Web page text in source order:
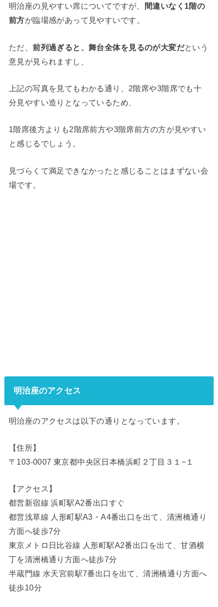
明治座の見やすい席についてですが、
間違いなく1階の
前方が臨場感があって見やすいです。
ただ、前列過ぎると、舞台全体を見るのが大変だという
意見が見られますし、
上記の写真を見てもわかる通り、2階席や3階席でも十
分見やすい造りとなっているため、
1階席後方よりも2階席前方や3階席前方の方が見やすい
と感じるでしょう。
見づらくて満足できなかったと感じることはまずない会
場です。
明治座のアクセス
明治座のアクセスは以下の通りとなっています。
【住所】
〒103-0007 東京都中央区日本橋浜町２丁目３１−１
【アクセス】
都営新宿線 浜町駅A2番出口すぐ
都営浅草線 人形町駅A3・A4番出口を出て、清洲橋通り
方面へ徒歩7分
東京メトロ日比谷線 人形町駅A2番出口を出て、甘酒横
丁を清洲橋通り方面へ徒歩7分
半蔵門線 水天宮前駅7番出口を出て、清洲橋通り方面へ
徒歩10分